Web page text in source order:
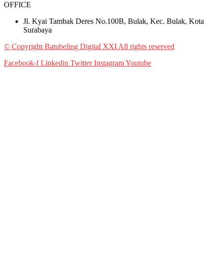
OFFICE
Jl. Kyai Tambak Deres No.100B, Bulak, Kec. Bulak, Kota
Surabaya
© Copyright Batubeling Digital XXI All rights reserved
Facebook-f Linkedin Twitter InstagramYoutube